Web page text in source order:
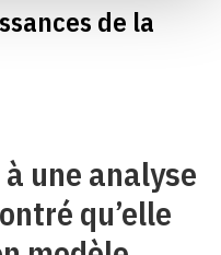
de la
une analyse
qu’elle